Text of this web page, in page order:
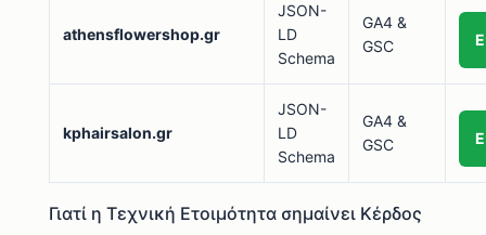
athensflowershop.gr
JSON-
LD
Schema
GA4 &
GSC
kphairsalon.gr
JSON-
LD
Schema
GA4 &
GSC
Γιατί η Τεχνική Ετοιμότητα σημαίνει Κέρδος